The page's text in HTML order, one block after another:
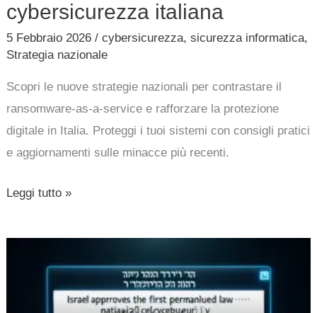
cybersicurezza italiana
5 Febbraio 2026/cybersicurezza,sicurezza informatica,
Strategia nazionale
Scopri le nuove strategie nazionali per contrastare il
ransomware-as-a-service e rafforzare la protezione
digitale in Italia. Proteggi i tuoi sistemi con consigli pratici
e aggiornamenti sulle minacce più recenti.
Leggi tutto »
approva